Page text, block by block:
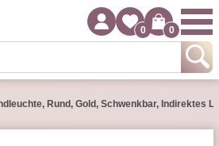
0 0
Rund, Gold, Schwenkbar, Indirektes